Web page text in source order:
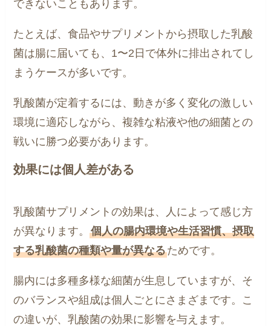
できないこともあります。
たとえば、食品やサプリメントから摂取した乳酸
菌は腸に届いても、1〜2日で体外に排出されてし
まうケースが多いです。
乳酸菌が定着するには、動きが多く変化の激しい
環境に適応しながら、複雑な粘液や他の細菌との
戦いに勝つ必要があります。
効果には個人差がある
乳酸菌サプリメントの効果は、人によって感じ方
が異なります。個人の腸内環境や生活習慣、摂取
する乳酸菌の種類や量が異なるためです。
腸内には多種多様な細菌が生息していますが、そ
のバランスや組成は個人ごとにさまざまです。こ
の違いが、乳酸菌の効果に影響を与えます。